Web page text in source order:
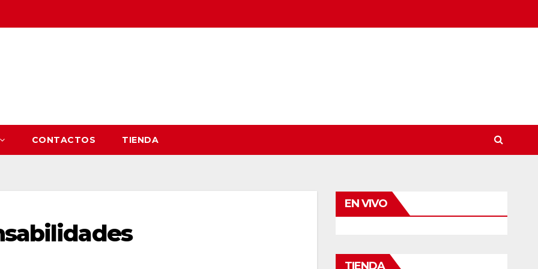
CONTACTOS TIENDA
EN VIVO
TIENDA